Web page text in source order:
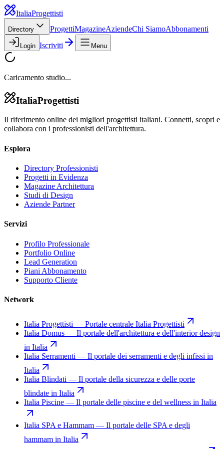
ItaliaProgettisti
Directory ProgettiMagazineAziendeChi SiamoAbbonamenti
Login Iscriviti Menu
Caricamento studio...
ItaliaProgettisti
Il riferimento online dei migliori progettisti italiani. Connetti, scopri e
collabora con i professionisti dell'architettura.
Esplora
Directory Professionisti
Progetti in Evidenza
Magazine Architettura
Studi di Design
Aziende Partner
Servizi
Profilo Professionale
Portfolio Online
Lead Generation
Piani Abbonamento
Supporto Cliente
Network
Italia Progettisti — Portale centrale Italia Progettisti
Italia Domus — Il portale dell'architettura e dell'interior design
in Italia
Italia Serramenti — Il portale dei serramenti e degli infissi in
Italia
Italia Blindati — Il portale della sicurezza e delle porte
blindate in Italia
Italia Piscine — Il portale delle piscine e del wellness in Italia
Italia SPA e Hammam — Il portale delle SPA e degli
hammam in Italia